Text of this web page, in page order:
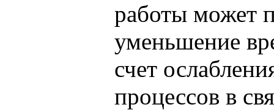
работы может
уменьшение
счет
процессов в